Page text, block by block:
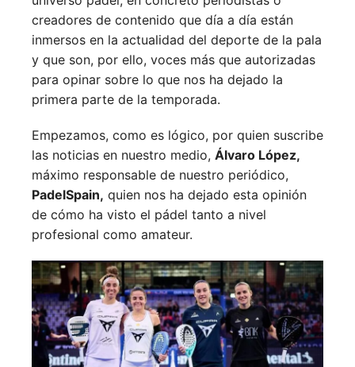
creadores de contenido que día a día están
inmersos en la actualidad del deporte de la pala
y que son, por ello, voces más que autorizadas
para opinar sobre lo que nos ha dejado la
primera parte de la temporada.
Empezamos, como es lógico, por quien suscribe
las noticias en nuestro medio, Álvaro López,
máximo responsable de nuestro periódico,
PadelSpain, quien nos ha dejado esta opinión
de cómo ha visto el pádel tanto a nivel
profesional como amateur.